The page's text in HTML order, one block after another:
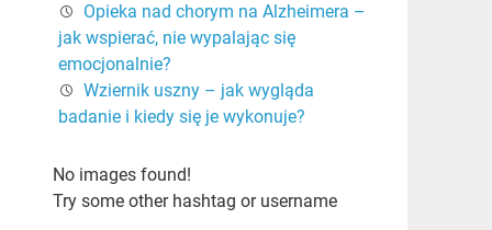
Opieka nad chorym na Alzheimera –
jak wspierać, nie wypalając się
emocjonalnie?
Wziernik uszny – jak wygląda
badanie i kiedy się je wykonuje?
No images found!
Try some other hashtag or username